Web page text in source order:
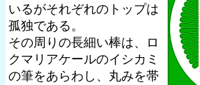
いるがそれぞれのトップは
孤独である。
その周りの長細い棒は、ロ
クマリアケールのイシカミ
の筆をあらわし、丸みを帯